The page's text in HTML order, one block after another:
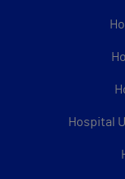
Hospital